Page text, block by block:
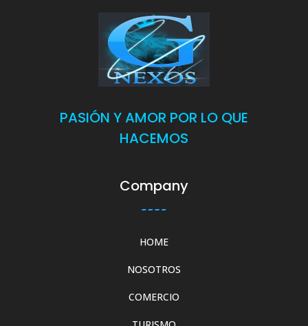
PASIÓN Y AMOR POR LO QUE
HACEMOS
Company
HOME
NOSOTROS
COMERCIO